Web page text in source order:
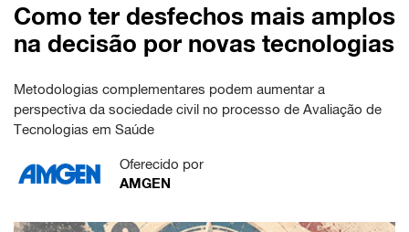
Como ter desfechos mais amplos
na decisão por novas tecnologias
Metodologias complementares podem aumentar a
perspectiva da sociedade civil no processo de Avaliação de
Tecnologias em Saúde
Oferecido por
AMGEN